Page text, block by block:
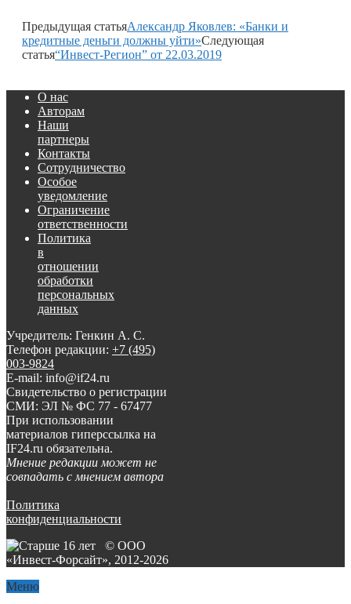
Предыдущая статьяАлександр Яковлев: «Банки и
кредитные деньги должны уйти»Следующая
статья“Инвест-Регион” от 22.03.2019
О нас
Авторам
Наши
партнеры
Контакты
Сотрудничество
Особое
уведомление
Ограничение
ответственности
Политика
в
отношении
обработки
персональных
данных
Учредитель: Генкин А. С.
Телефон редакции: +7 (495)
003-9824
E-mail: info@if24.ru
Свидетельство о регистрации
СМИ: ЭЛ № ФС 77 - 67477
При использовании
материалов гиперссылка на
IF24.ru обязательна.
Мнение редакции может не
совпадать с мнением автора
Политика
конфиденциальности
© ООО
«Инвест-Форсайт», 2012-2026
Меню